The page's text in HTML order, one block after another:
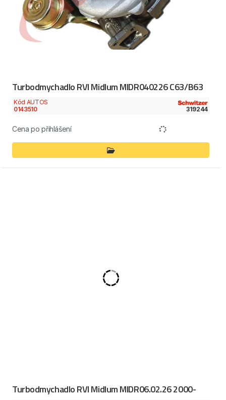
Turbodmychadlo RVI Midlum MIDR040226 C63/B63
Kód AUTOS
0143510
319244
Cena po přihlášení
Turbodmychadlo RVI Midlum MIDR06.02.26 2000-